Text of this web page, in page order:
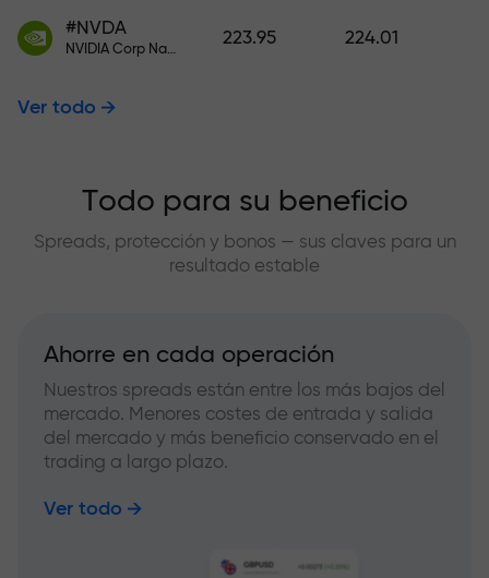
#NVDA
NVIDIA Corp Nasdaq Stock Exchange (Nasdaq) USD
223.95 224.01
Ver todo
Todo para su beneficio
Spreads, protección y bonos — sus claves para un
resultado estable
Ahorre en cada operación
Nuestros spreads están entre los más bajos del
mercado. Menores costes de entrada y salida
del mercado y más beneficio conservado en el
trading a largo plazo.
Ver todo